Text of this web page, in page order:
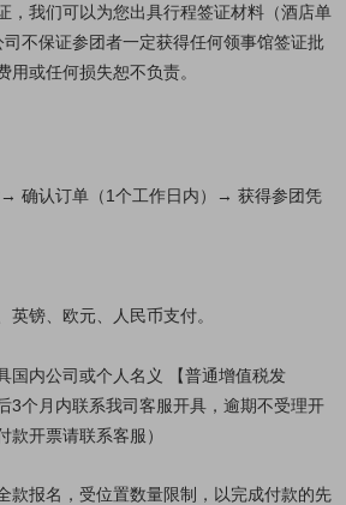
，我们可以为您出具行程签证材料（酒店单
不保证参团者一定获得任何领事馆签证批
用或任何损失恕不负责。
确认订单（1个工作日内）→ 获得参团凭
英镑、欧元、人民币支付。
国内公司或个人名义 【普通增值税发
3个月内联系我司客服开具，逾期不受理开
款开票请联系客服）
款报名，受位置数量限制，以完成付款的先